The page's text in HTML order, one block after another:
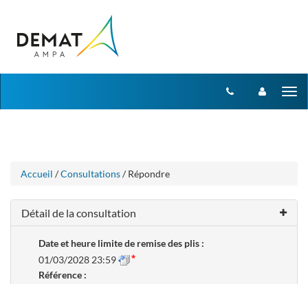
contenu
Accueil /Consultations/ Répondre
Détail de la consultation
Date et heure limite de remise des plis :
01/03/2028 23:59
Référence :